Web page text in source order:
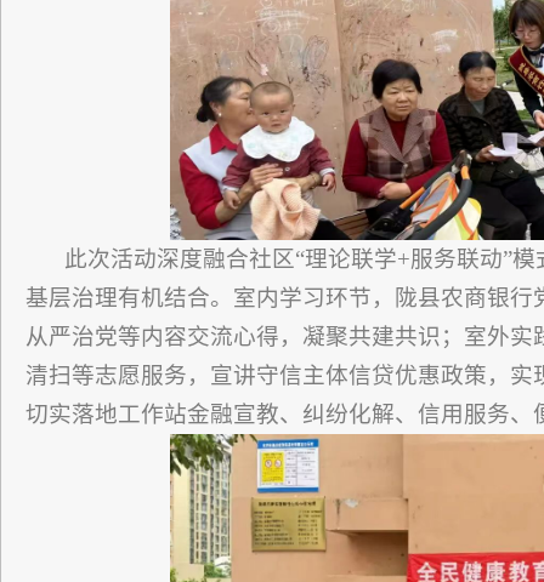
此次活动深度融合社区“理论联学+服务联动”
基层治理有机结合。室内学习环节，陇县农商银
从严治党等内容交流心得，凝聚共建共识；室外
清扫等志愿服务，宣讲守信主体信贷优惠政策，
切实落地工作站金融宣教、纠纷化解、信用服务、